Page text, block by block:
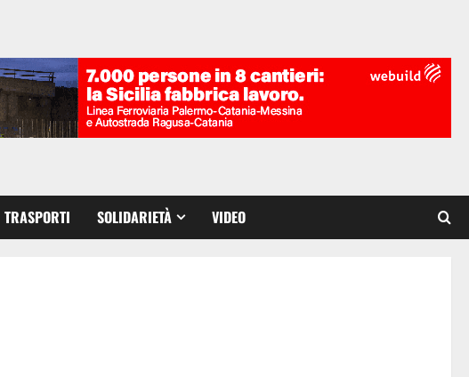
TRASPORTI SOLIDARIETÀ VIDEO